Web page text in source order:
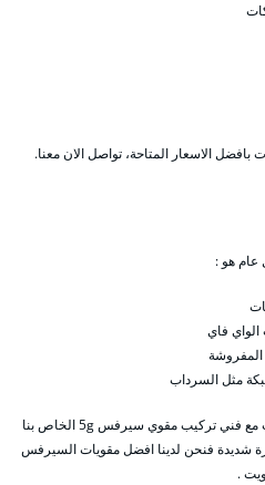
الاسعار المتاحة، تواصل الان معنا.
هو :
فاي
المفروشة
مثل السرداب
لذلك فقد قمنا بتطوير مقوي شبكه الكويت مع فني تركيب مقوي سيرفس 5g الخاص بنا
شديدة فنحن لدينا افضل مقويات السيرفس
.